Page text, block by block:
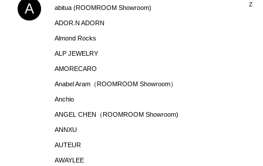
A abitua (ROOMROOM Showroom)
ADOR.N ADORN
Almond Rocks
ALP JEWELRY
AMORECARO
Anabel Aram（ROOMROOM Showroom）
Anchio
ANGEL CHEN（ROOMROOM Showroom)
ANNXU
AUTEUR
AWAYLEE
Z